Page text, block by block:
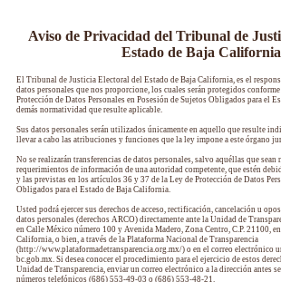
Aviso de Privacidad del Tribunal de
Estado de Baja
El Tribunal de Justicia Electoral del Estado de Baja California, es el
datos personales que nos proporcione, los cuales serán protegidos
Protección de Datos Personales en Posesión de Sujetos Obligados para el
demás normatividad que resulte aplicable.
Sus datos personales serán utilizados únicamente en aquello que resulte
llevar a cabo las atribuciones y funciones que la ley impone a este órgano
No se realizarán transferencias de datos personales, salvo aquéllas que sean
requerimientos de información de una autoridad competente, que estén
y las previstas en los artículos 36 y 37 de la Ley de Protección de Datos
Obligados para el Estado de Baja California.
Usted podrá ejercer sus derechos de acceso, rectificación, cancelación u
datos personales (derechos ARCO) directamente ante la Unidad de
en Calle México número 100 y Avenida Madero, Zona Centro, C.P. 21100,
California, o bien, a través de la Plataforma Nacional de Transparencia
(http://www.plataformadetransparencia.org.mx/) o en el correo electrónico
bc.gob.mx. Si desea conocer el procedimiento para el ejercicio de estos
Unidad de Transparencia, enviar un correo electrónico a la dirección antes
números telefónicos (686) 553-49-03 o (686) 553-48-21.